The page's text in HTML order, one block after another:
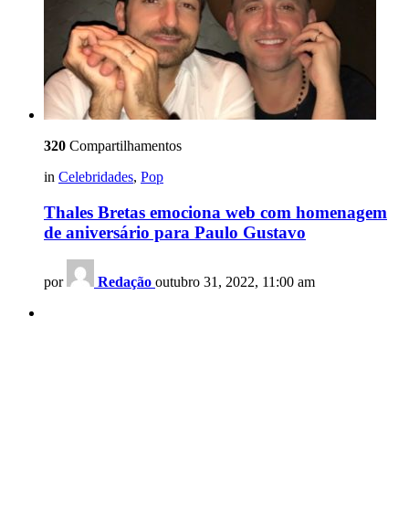
320 Compartilhamentos
in Celebridades, Pop
Thales Bretas emociona web com homenagem
de aniversário para Paulo Gustavo
por Redação outubro 31, 2022, 11:00 am